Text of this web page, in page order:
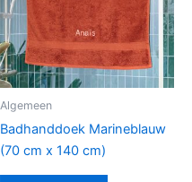
Algemeen
Badhanddoek Marineblauw
(70 cm x 140 cm)